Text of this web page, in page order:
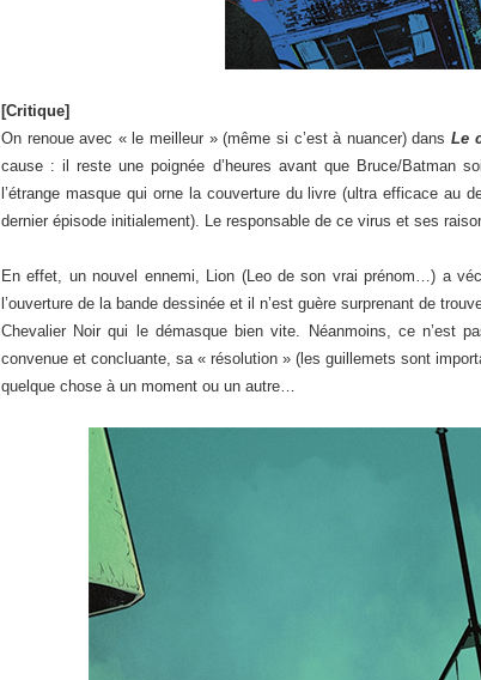
[Critique]
On renoue avec « le meilleur » (même si c’est à nuancer) dansLe
cause : il reste une poignée d’heures avant que Bruce/Batman
l’étrange masque qui orne la couverture du livre (ultra efficace au
dernier épisode initialement). Le responsable de ce virus et ses
En effet, un nouvel ennemi, Lion (Leo de son vrai prénom…) a
l’ouverture de la bande dessinée et il n’est guère surprenant de
Chevalier Noir qui le démasque bien vite. Néanmoins, ce n’est
convenue et concluante, sa « résolution » (les guillemets sont
quelque chose à un moment ou un autre…